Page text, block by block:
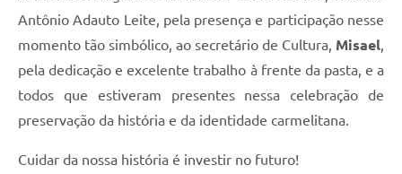
Antônio Adauto Leite, pela presença e participação nesse
momento tão simbólico, ao secretário de Cultura, Misael
pela dedicação e excelente trabalho à frente da pasta, e a
todos que estiveram presentes nessa celebração de
preservação da história e da identidade carmelitana.
Cuidar da nossa história é investir no futuro!